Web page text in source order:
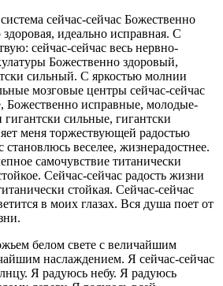
сейчас-сейчас Божественно
идеально исправная. С
сейчас-сейчас весь нервно-
Божественно здоровый,
сильный. С яркостью молнии
мозговые центры сейчас-сейчас
Божественно исправные, молодые-
сильные, гигантски
меня торжествующей радостью
веселее, жизнерадостнее.
самочувствие титанически
Сейчас-сейчас радость жизни
стойкая. Сейчас-сейчас
в моих глазах. Вся душа поет от
белом свете с величайшим
наслаждением. Я сейчас-сейчас
Я радуюсь небу. Я радуюсь